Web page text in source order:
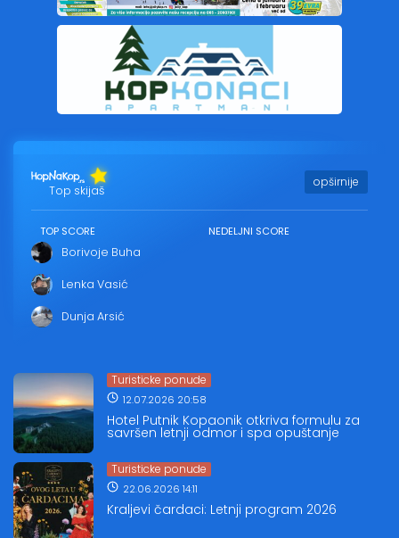
Top skijaš
opširnije
TOP SCORE
Borivoje Buha
Lenka Vasić
Dunja Arsić
NEDELJNI SCORE
Turisticke ponude
12.07.2026 20:58
Hotel Putnik Kopaonik otkriva formulu za
savršen letnji odmor i spa opuštanje
Turisticke ponude
22.06.2026 14:11
Kraljevi čardaci: Letnji program 2026